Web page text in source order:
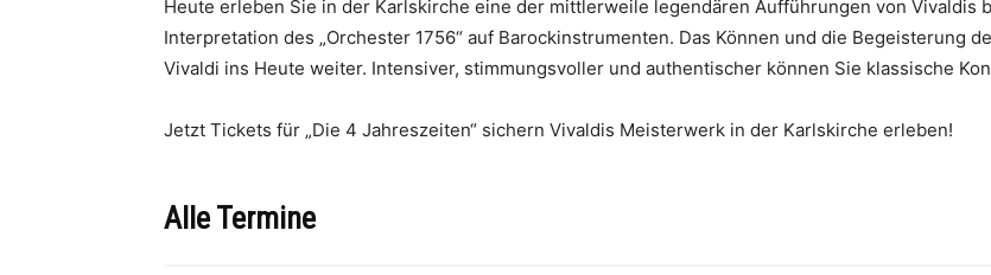
Heute erleben Sie in der Karlskirche eine der mittlerweile legendären Aufführungen von
Interpretation des „Orchester 1756“ auf Barockinstrumenten. Das Können und die Begeisterung
Vivaldi ins Heute weiter. Intensiver, stimmungsvoller und authentischer können Sie klassische
Jetzt Tickets für „Die 4 Jahreszeiten“ sichern Vivaldis Meisterwerk in der Karlskirche erleben!
Alle Termine